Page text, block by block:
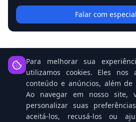
Falar com
Notícias
Para melhorar sua
utilizamos cookies. Eles nos
conteúdo e anúncios, além de
Ao navegar em nosso site,
personalizar suas
aceitá-los, recusá-los ou